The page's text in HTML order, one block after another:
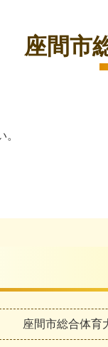
座間市
座間市総合体